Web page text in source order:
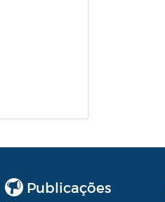
Publicações